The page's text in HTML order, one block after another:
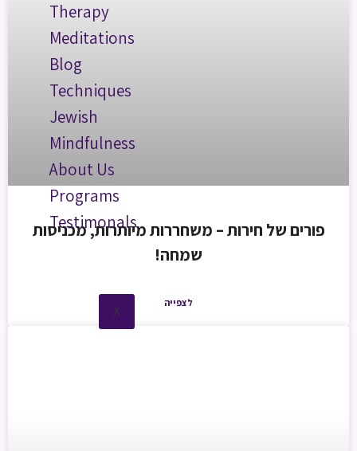
Therapy
Meditations
Blog
Techniques
Jewish
Mindfulness
About Us
Programs
Testimonals
X
פורים של חירות – משחררות מיותרות, מכניסות
שמחה!
לצפייה